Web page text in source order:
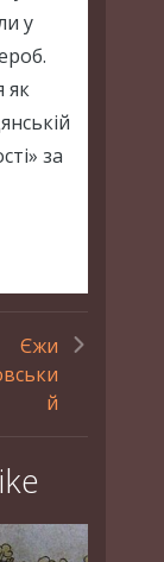
у
як
за
Єжи
й